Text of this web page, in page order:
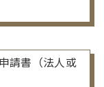
請書（法人或